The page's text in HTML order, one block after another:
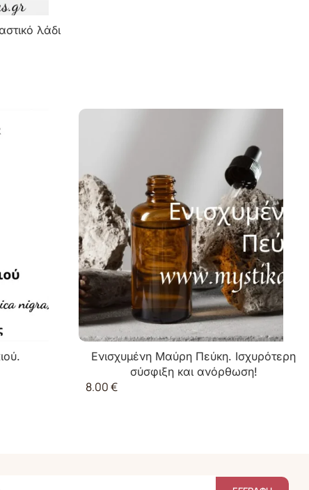
λάδι
Ενισχυμένη Μαύρη Πεύκη. Ισχυρότερη
σύσφιξη και ανόρθωση!
8.00€